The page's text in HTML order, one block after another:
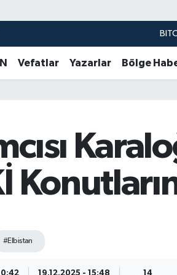
Vefatlar Yazarlar Bölge
#Elbistan
19.12.2025 - 15:48 14